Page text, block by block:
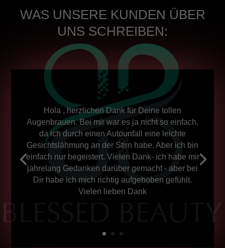
WAS UNSERE KUNDEN ÜBER
UNS SCHREIBEN:
Hola , herzlichen Dank für Deine tollen
Augenbrauen. Bei mir war es ja nicht so einfach,
da ich durch einen Autounfall eine leichte
Gesichtslähmung an der Stirn habe. Aber ich bin
einfach nur begeistert. Vielen Dank- ich habe mir
jahrelang Gedanken darüber gemacht - aber bei
Dir habe ich mich richtig aufgehoben gefühlt.
Vielen lieben Dank